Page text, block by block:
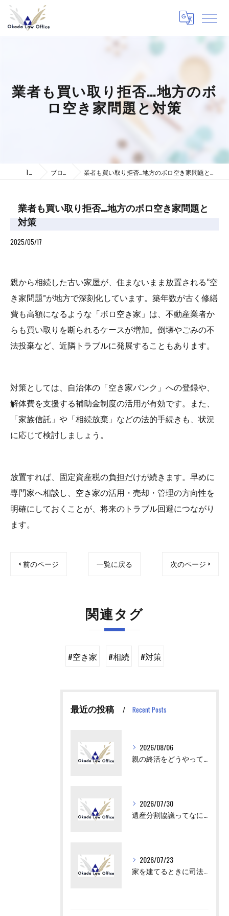
業者も買い取り拒否…地方のボ
ロ空き家問題と対策
ブログ 業者も買い取り拒否…地方のボロ空き家問題と対策
業者も買い取り拒否…地方のボロ空き家問題と
対策
2025/05/17
親から相続した古い家屋が、住まないまま放置される“空
き家問題”が地方で深刻化しています。築年数が古く修繕
費も高額になるような「ボロ空き家」は、不動産業者か
らも買い取りを断られるケースが増加。倒壊やごみの不
法投棄など、近隣トラブルに発展することもあります。
対策としては、自治体の「空き家バンク」への登録や、
解体費を支援する補助金制度の活用が有効です。また、
「家族信託」や「相続放棄」などの法的手続きも、状況
に応じて検討しましょう。
放置すれば、固定資産税の負担だけが続きます。早めに
専門家へ相談し、空き家の活用・売却・管理の方向性を
明確にしておくことが、将来のトラブル回避につながり
ます。
< 前のページ 一覧に戻る 次のページ >
関連タグ
#空き家 #相続 #対策
最近の投稿 Recent Posts
2026/08/06
2026/07/30
2026/07/23